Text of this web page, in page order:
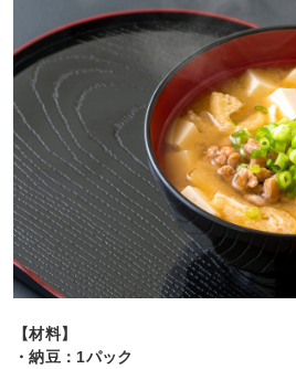
【材料】
・納豆：1パック